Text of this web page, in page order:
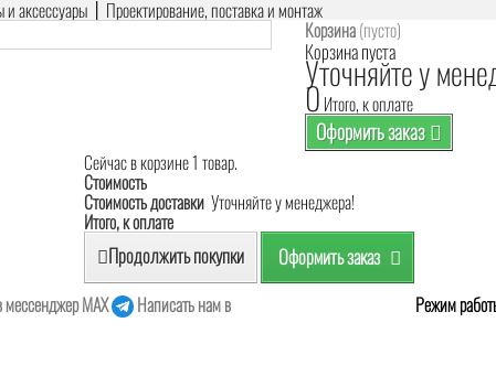
аксессуары │ Проектирование, поставка и монтаж
Корзина(пусто)
Корзина пуста
Уточняйте у
0 Итого, к оплате
Оформить заказ
Сейчас в корзине 1 товар.
Стоимость
Стоимость доставки Уточняйте у менеджера!
Итого, к оплате
Продолжить покупки Оформить заказ
MAX
Написать нам в
Режим